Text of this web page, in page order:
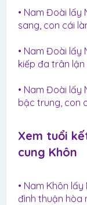
• Nam Đoài lấy
sang, con cái
• Nam Đoài lấy
kiếp đa trân
• Nam Đoài lấy
bậc trung, con
Xem tuổi
cung Khôn​
• Nam Khôn
đình thuận hòa